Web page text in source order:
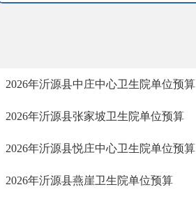
2026年沂源县中庄中心卫生院单位预算
2026年沂源县张家坡卫生院单位预算
2026年沂源县悦庄中心卫生院单位预算
2026年沂源县燕崖卫生院单位预算